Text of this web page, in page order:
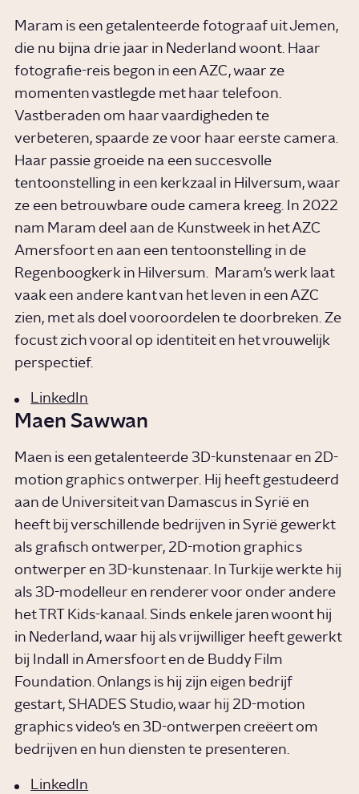
Maram is een getalenteerde fotograaf uit Jemen,
die nu bijna drie jaar in Nederland woont. Haar
fotografie-reis begon in een AZC, waar ze
momenten vastlegde met haar telefoon.
Vastberaden om haar vaardigheden te
verbeteren, spaarde ze voor haar eerste camera.
Haar passie groeide na een succesvolle
tentoonstelling in een kerkzaal in Hilversum, waar
ze een betrouwbare oude camera kreeg. In 2022
nam Maram deel aan de Kunstweek in het AZC
Amersfoort en aan een tentoonstelling in de
Regenboogkerk in Hilversum. Maram's werk laat
vaak een andere kant van het leven in een AZC
zien, met als doel vooroordelen te doorbreken. Ze
focust zich vooral op identiteit en het vrouwelijk
perspectief.
LinkedIn
Maen Sawwan
Maen is een getalenteerde 3D-kunstenaar en 2D-
motion graphics ontwerper. Hij heeft gestudeerd
aan de Universiteit van Damascus in Syrië en
heeft bij verschillende bedrijven in Syrië gewerkt
als grafisch ontwerper, 2D-motion graphics
ontwerper en 3D-kunstenaar. In Turkije werkte hij
als 3D-modelleur en renderer voor onder andere
het TRT Kids-kanaal. Sinds enkele jaren woont hij
in Nederland, waar hij als vrijwilliger heeft gewerkt
bij Indall in Amersfoort en de Buddy Film
Foundation. Onlangs is hij zijn eigen bedrijf
gestart, SHADES Studio, waar hij 2D-motion
graphics video's en 3D-ontwerpen creëert om
bedrijven en hun diensten te presenteren.
LinkedIn